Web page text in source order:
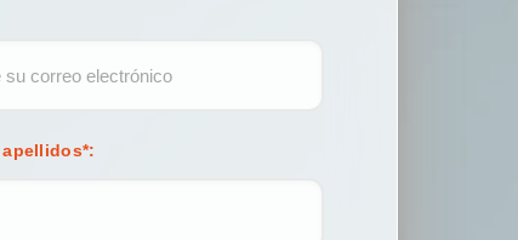
apellidos*: